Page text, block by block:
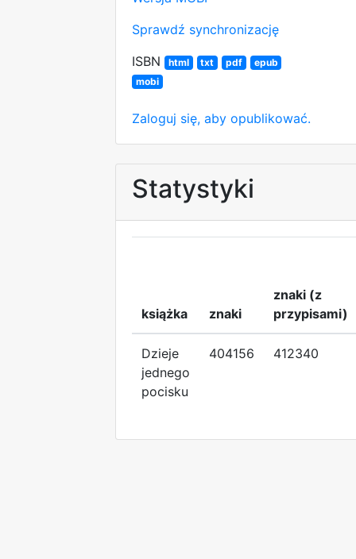
Sprawdź synchronizację
ISBN
html txt pdf
epub
mobi
Zaloguj się, aby opublikować.
Statystyki
książka znaki
znaki (z
przypisami)
Dzieje
jednego
pocisku
404156 412340